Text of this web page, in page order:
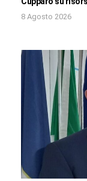
8 Agosto 2026